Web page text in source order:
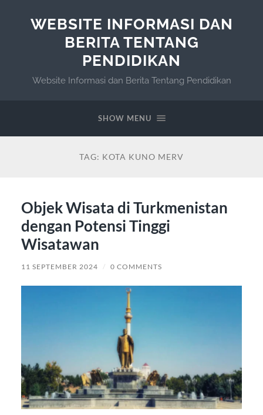
WEBSITE INFORMASI DAN
BERITA TENTANG
PENDIDIKAN
Website Informasi dan Berita Tentang Pendidikan
SHOW MENU
TAG: KOTA KUNO MERV
Objek Wisata di Turkmenistan
dengan Potensi Tinggi
Wisatawan
11 SEPTEMBER 2024 / 0 COMMENTS